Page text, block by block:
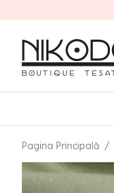
Pagina Principală /